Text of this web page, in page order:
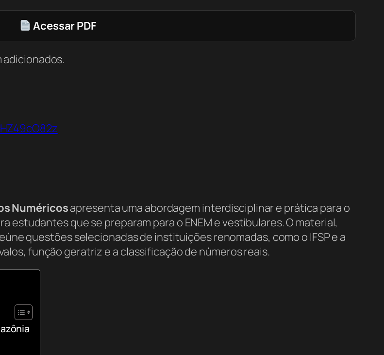
Acessar PDF
Numéricosapresenta uma abordagem interdisciplinar e prática para o
estudantes que se preparam para o ENEM e vestibulares. O material,
questões selecionadas de instituições renomadas, como o IFSP e a
função geratriz e a classificação de números reais.